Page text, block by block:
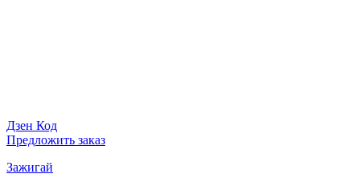
Дзен Код
Предложить заказ
Зажигай